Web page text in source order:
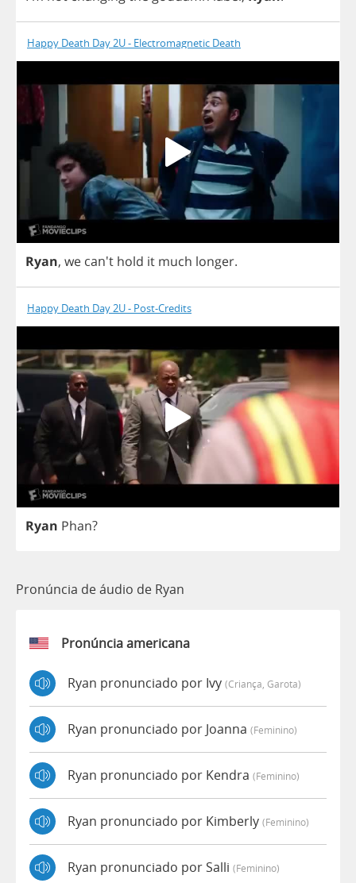
Happy Death Day 2U - Electromagnetic Death
Ryan, we can't hold it much longer.
Happy Death Day 2U - Post-Credits
Ryan Phan?
Pronúncia de áudio de Ryan
Pronúncia americana
Ryan pronunciado por Ivy (criança, Garota)
Ryan pronunciado por Joanna (feminino)
Ryan pronunciado por Kendra (feminino)
Ryan pronunciado por Kimberly (feminino)
Ryan pronunciado por Salli (feminino)